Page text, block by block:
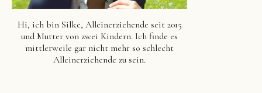
Hi, ich bin Silke, Alleinerziehende seit 2015
und Mutter von zwei Kindern. Ich finde es
mittlerweile gar nicht mehr so schlecht
Alleinerziehende zu sein.